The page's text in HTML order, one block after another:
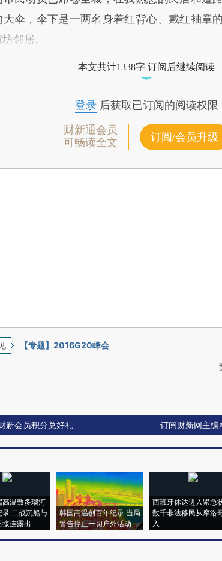
大伞，伞下是一两名身着红背心、戴红袖章
邻居。
本文共计1338字 订阅后继续阅读
登录后获取已订阅的阅读权限
财新通会员
可畅读全文
订阅/会员升级
【专题】2016G20峰会
新会员积分兑好礼 订阅财新网主编
高温致多瑙河
录 二战沉船与
接连露出
韩国高温创百年纪录 当局
警告停止一切户外活动
西班牙休达进入紧急
数千非法移民从摩洛
入